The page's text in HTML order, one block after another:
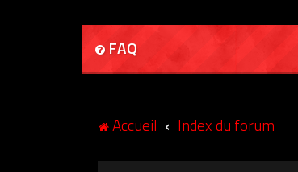
FAQ
Accueil Index du forum